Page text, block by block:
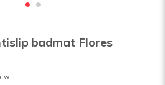
badmat Flores